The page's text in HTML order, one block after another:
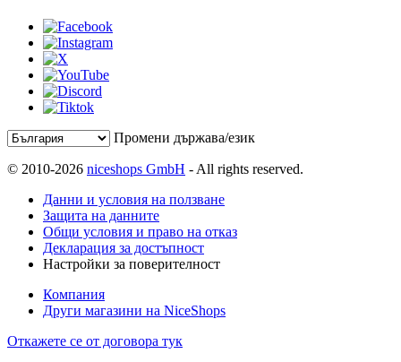
Промени държава/език
© 2010-2026 niceshops GmbH - All rights reserved.
Данни и условия на ползване
Защита на данните
Общи условия и право на отказ
Декларация за достъпност
Настройки за поверителност
Компания
Други магазини на NiceShops
Откажете се от договора тук